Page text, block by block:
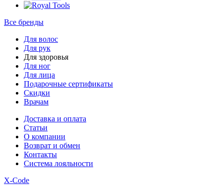
Все бренды
Для волос
Для рук
Для здоровья
Для ног
Для лица
Подарочные сертификаты
Скидки
Врачам
Доставка и оплата
Статьи
О компании
Возврат и обмен
Контакты
Система лояльности
X-Code